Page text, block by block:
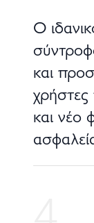
Ο
και
και νέο